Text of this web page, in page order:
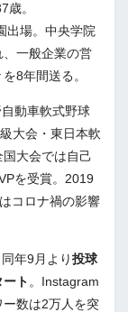
。
出場。中央学院
一般企業の営
8年間送る。
動車軟式野球
大会・東日本軟
大会では自己
を受賞。2019
コロナ禍の影響
年9月より投球
ト 。Instagram
数は2万人を突